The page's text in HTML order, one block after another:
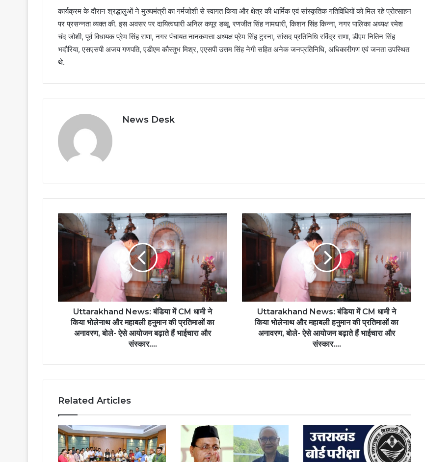
कार्यक्रम के दौरान श्रद्धालुओं ने मुख्यमंत्री का गर्मजोशी से स्वागत किया और क्षेत्र की धार्मिक एवं सांस्कृतिक गतिविधियों को मिल रहे प्रोत्साहन
पर प्रसन्नता व्यक्त की. इस अवसर पर दायित्वधारी अनिल कपूर डब्बू, रणजीत सिंह नामधारी, किशन सिंह किन्ना, नगर पालिका अध्यक्ष रमेश
चंद जोशी, पूर्व विधायक प्रेम सिंह राणा, नगर पंचायत नानकमत्ता अध्यक्ष प्रेम सिंह टुरना, सांसद प्रतिनिधि रविंद्र राणा, डीएम नितिन सिंह
भदौरिया, एसएसपी अजय गणपति, एडीएम कौस्तुभ मिश्र, एएसपी उत्तम सिंह नेगी सहित अनेक जनप्रतिनिधि, अधिकारीगण एवं जनता उपस्थित
थे.
News Desk
Uttarakhand News: बंडिया में CM धामी ने
किया भोलेनाथ और महाबली हनुमान की प्रतिमाओं का
अनावरण, बोले- ऐसे आयोजन बढ़ाते हैं भाईचारा और
संस्कार….
Uttarakhand News: बंडिया में CM धामी ने
किया भोलेनाथ और महाबली हनुमान की प्रतिमाओं का
अनावरण, बोले- ऐसे आयोजन बढ़ाते हैं भाईचारा और
संस्कार….
Related Articles